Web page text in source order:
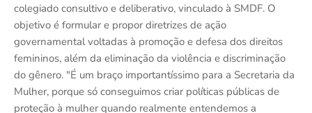
colegiado consultivo e deliberativo, vinculado à SMDF. O
objetivo é formular e propor diretrizes de ação
governamental voltadas à promoção e defesa dos direitos
femininos, além da eliminação da violência e discriminação
do gênero. "É um braço importantíssimo para a Secretaria da
Mulher, porque só conseguimos criar políticas públicas de
proteção à mulher quando realmente entendemos a